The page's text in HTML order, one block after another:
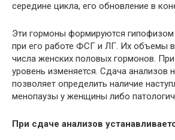
середине цикла, его обновление в
Эти гормоны формируются гипофизом
при его работе ФСГ и ЛГ. Их объемы
числа женских половых гормонов.
уровень изменяется. Сдача анализов
позволяет определить наличие
менопаузы у женщины либо
При сдаче анализов